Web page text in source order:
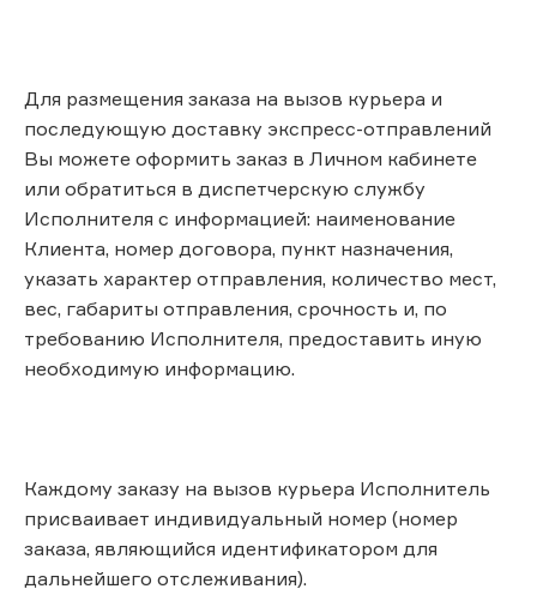
Для размещения заказа на вызов курьера и
последующую доставку экспресс-отправлений
Вы можете оформить заказ в Личном кабинете
или обратиться в диспетчерскую службу
Исполнителя с информацией: наименование
Клиента, номер договора, пункт назначения,
указать характер отправления, количество мест,
вес, габариты отправления, срочность и, по
требованию Исполнителя, предоставить иную
необходимую информацию.
Каждому заказу на вызов курьера Исполнитель
присваивает индивидуальный номер (номер
заказа, являющийся идентификатором для
дальнейшего отслеживания).